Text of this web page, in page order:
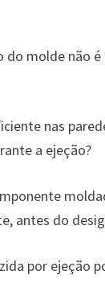
molde não
nas
a ejeção?
antes do
por ejeção